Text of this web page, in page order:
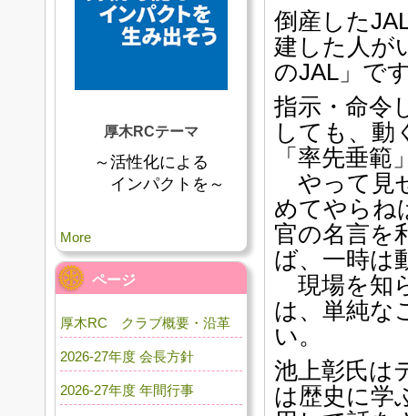
倒産した
建した人が
のJAL」で
指示・命令
しても、動
「率先垂
やって見
めてやらね
官の名言を
ば、一時は
現場を知
は、単純な
い。
池上彰氏は
は歴史に学
厚木RCテーマ
～活性化による
インパクトを～
More
ページ
厚木RC クラブ概要・沿革
2026-27年度 会長方針
2026-27年度 年間行事